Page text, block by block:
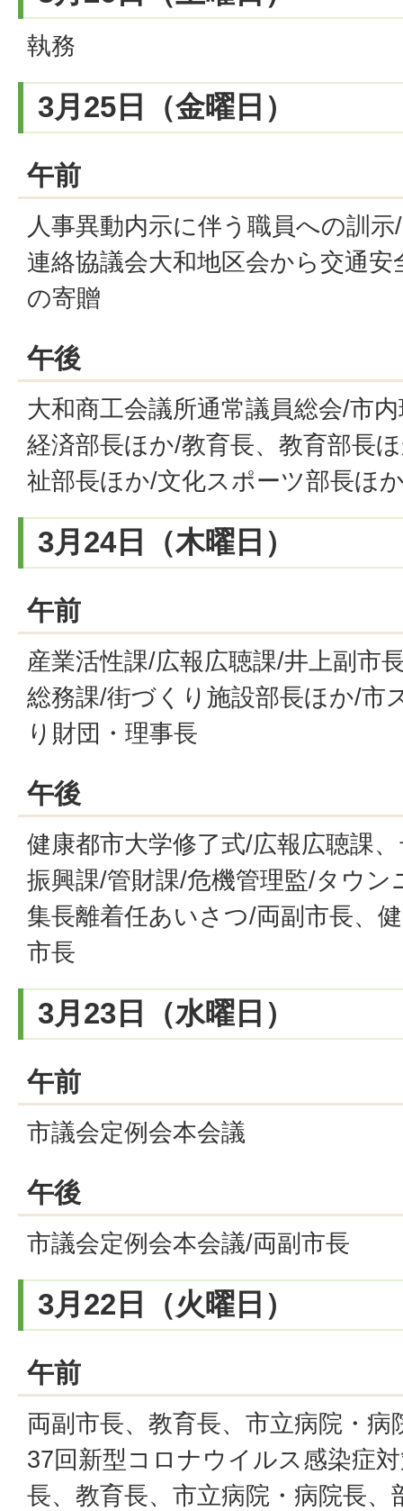
執務
3月25日（金曜日）
午前
人事異動内示に伴う職員への訓
連絡協議会大和地区会から交通
の寄贈
午後
大和商工会議所通常議員総会/市
経済部長ほか/教育長、教育部長
祉部長ほか/文化スポーツ部長ほ
3月24日（木曜日）
午前
産業活性課/広報広聴課/井上副市
総務課/街づくり施設部長ほか/市
り財団・理事長
午後
健康都市大学修了式/広報広聴課
振興課/管財課/危機管理監/タウン
集長離着任あいさつ/両副市長、
市長
3月23日（水曜日）
午前
市議会定例会本会議
午後
市議会定例会本会議/両副市長
3月22日（火曜日）
午前
両副市長、教育長、市立病院・
37回新型コロナウイルス感染症
長、教育長、市立病院・病院長